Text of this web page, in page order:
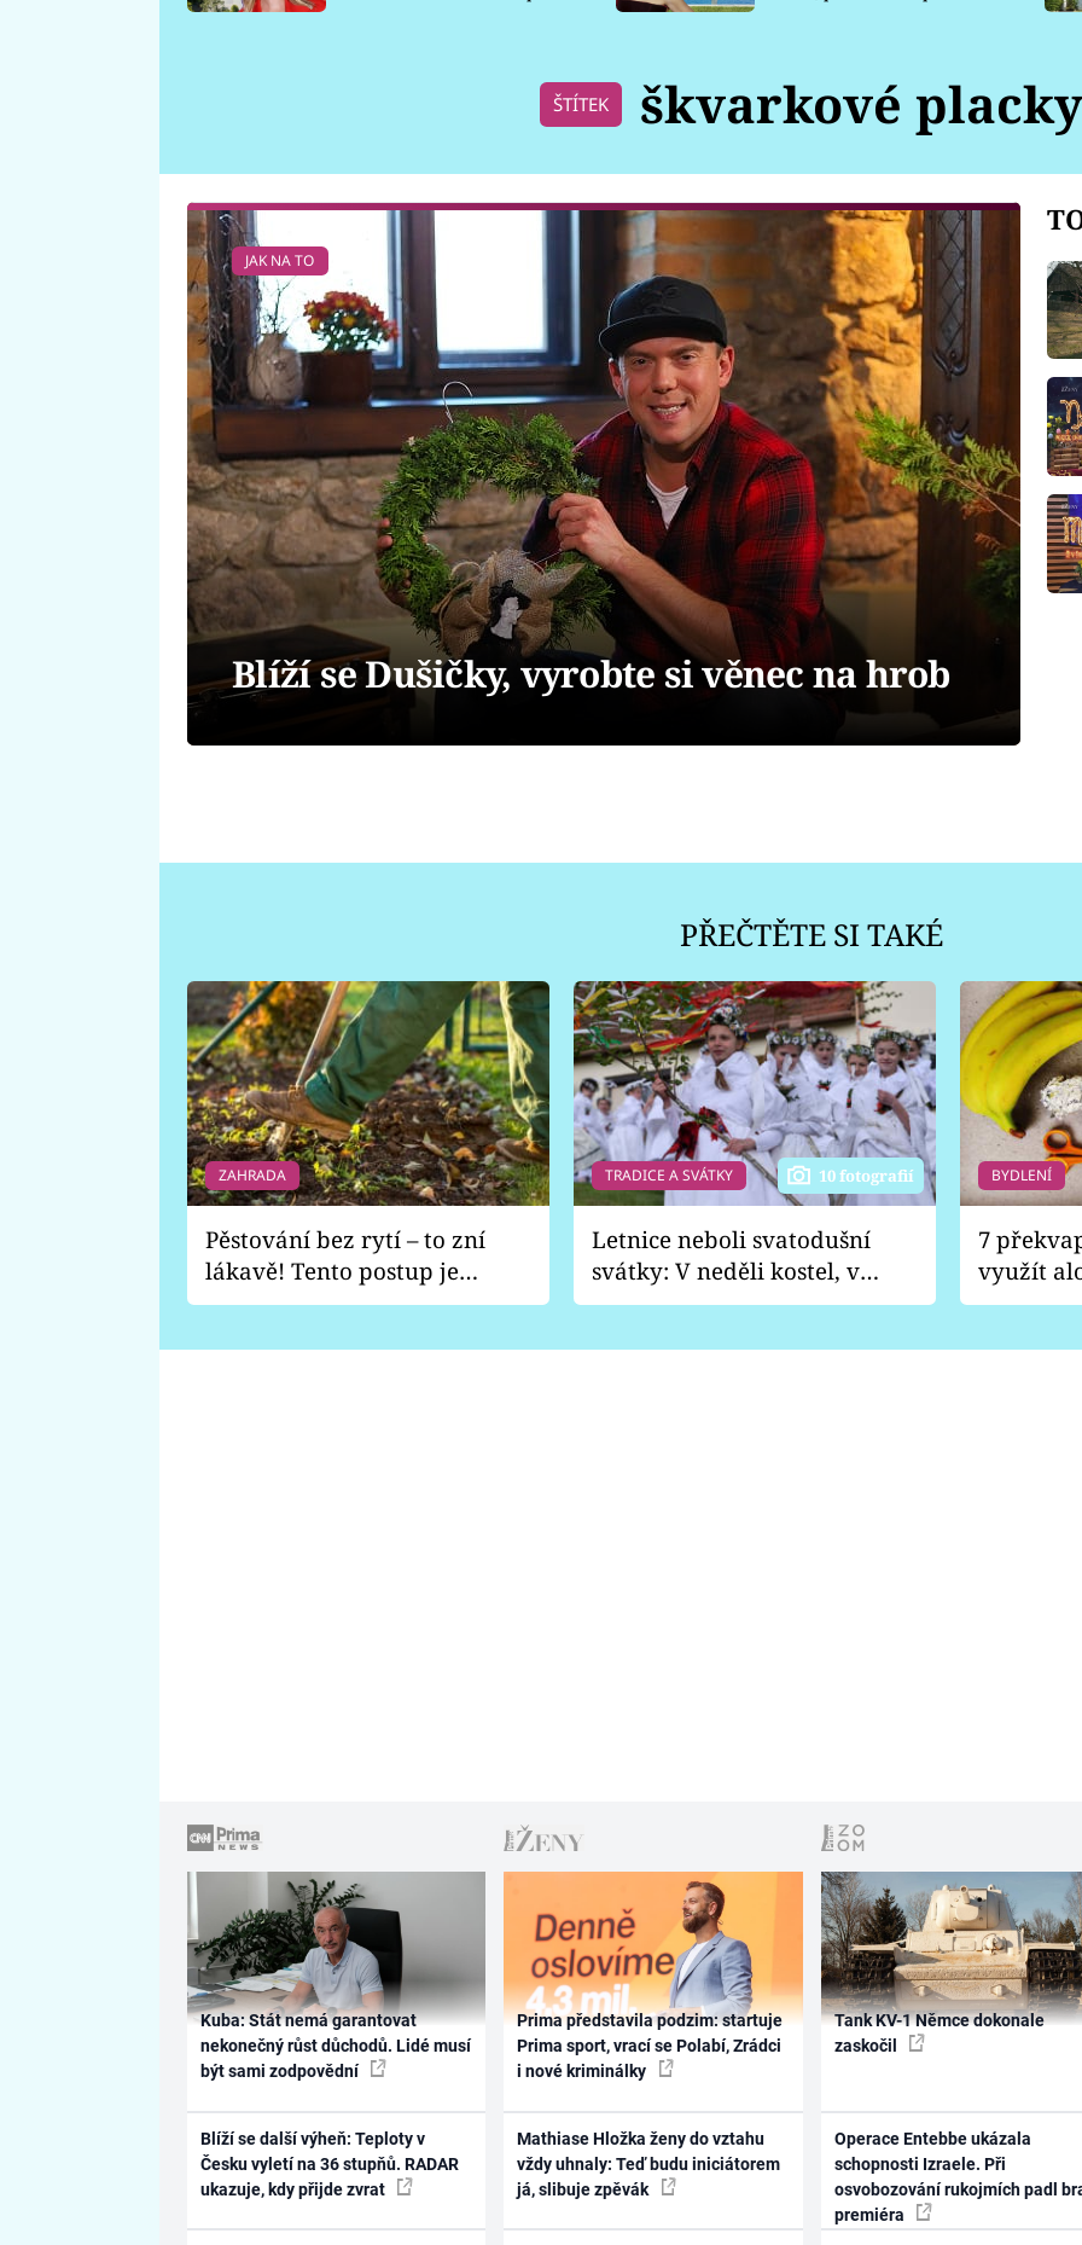
ŠTÍTEK škvarkové placky
JAK NA TO
Blíží se Dušičky, vyrobte si věnec na hrob
PŘEČTĚTE SI TAKÉ
ZAHRADA
Pěstování bez rytí – to zní
lákavě! Tento postup je
vhodný jen pro některé
TRADICE A SVÁTKY 10 fotografií
Letnice neboli svatodušní
svátky: V neděli kostel, v
pondělí zábava
BYDLENÍ
7
využít
Kuba: Stát nemá garantovat
nekonečný růst důchodů. Lidé musí
být sami zodpovědní
Blíží se další výheň: Teploty v
Česku vyletí na 36 stupňů. RADAR
ukazuje, kdy přijde zvrat
Prima představila podzim: startuje
Prima sport, vrací se Polabí, Zrádci
i nové kriminálky
Mathiase Hložka ženy do vztahu
vždy uhnaly: Teď budu iniciátorem
já, slibuje zpěvák
Tank KV-1 Němce dokonale
zaskočil
Operace Entebbe ukázala
schopnosti Izraele. Při
osvobozování rukojmích padl
premiéra